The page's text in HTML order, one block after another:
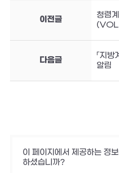
이전글
청렴
다음글
「지
알림
이 페이지에서 제공하는 정
하셨습니까?